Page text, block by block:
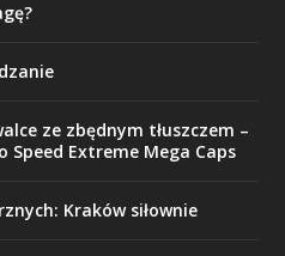
ze zbędnym tłuszczem –
Extreme Mega Caps
Kraków siłownie